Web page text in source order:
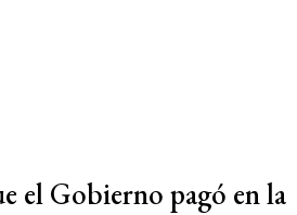
el Gobierno pagó en la